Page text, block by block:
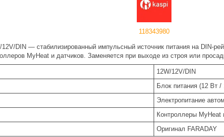
118343980
12V/DIN — стабилизированный импульсный источник питания на DIN-
MyHeat и датчиков. Заменяется при выходе из строя или
12W/12V/DIN
Блок питания (12 Вт
Электропитание
Контроллеры
Оригинал FARADAY